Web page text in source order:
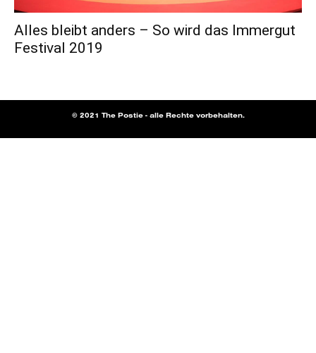
Alles bleibt anders – So wird das Immergut
Festival 2019
© 2021 The Postie - alle Rechte vorbehalten.